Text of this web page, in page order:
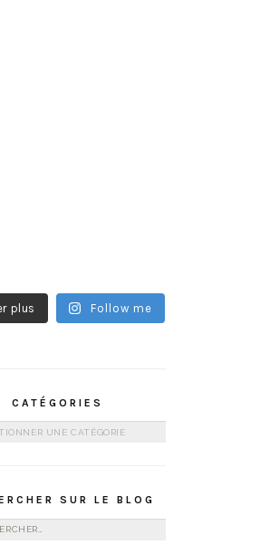
plus Follow me
CATÉGORIES
SUR LE BLOG
: